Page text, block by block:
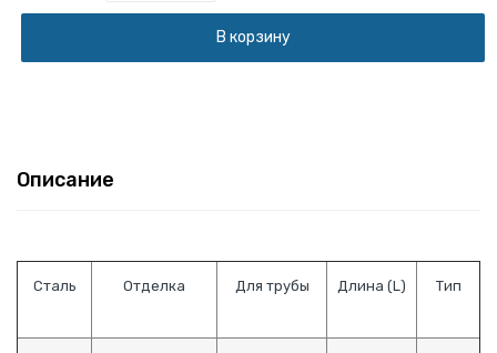
В корзину
Описание
Сталь Отделка Для трубы Длина (L) Тип